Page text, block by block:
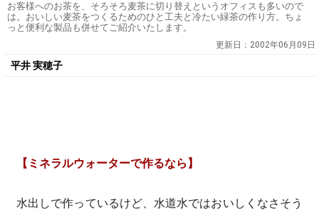
お客様へのお茶を、そろそろ麦茶に切り替えというオフィスも多いので
は。おいしい麦茶をつくるためのひと工夫と冷たい緑茶の作り方。ちょ
っと便利な製品も併せてご紹介いたします。
更新日： 2002年06月09日
平井 実穂子
【ミネラルウォーターで作るなら】
水出しで作っているけど、水道水ではおいしくなさそう